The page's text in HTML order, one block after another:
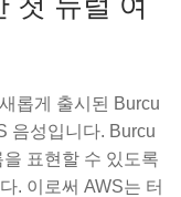
롭게 출시된 Burcu
음성입니다. Burcu
표현할 수 있도록
. 이로써 AWS는 터